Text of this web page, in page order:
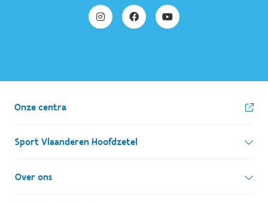
Onze centra
Sport Vlaanderen Hoofdzetel
Simon Bolivarlaan 17
1000 Brussel
Over ons